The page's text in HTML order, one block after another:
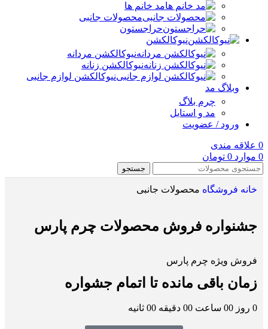
مد خانم ها
محصولات جانبی
حراجستون
نیوکالکشن
نیوکالکشن مردانه
نیوکالکشن زنانه
نیوکالکشن لوازم جانبی
وبلاگ مد
چرم بلاگ
مد و استایل
ورود / عضویت
0 علاقه مندی
0 موارد 0 تومان
جستجو
خانه فروشگاه محصولات جانبی
جشنواره فروش محصولات چرم پارس
فروش ویژه چرم پارس
زمان باقی مانده تا اتمام جشواره
0 روز 00 ساعت 00 دقیقه 00 ثانیه